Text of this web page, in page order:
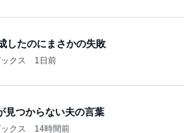
したのにまさかの失敗
クス 1日前
見つからない夫の言葉
クス 14時間前